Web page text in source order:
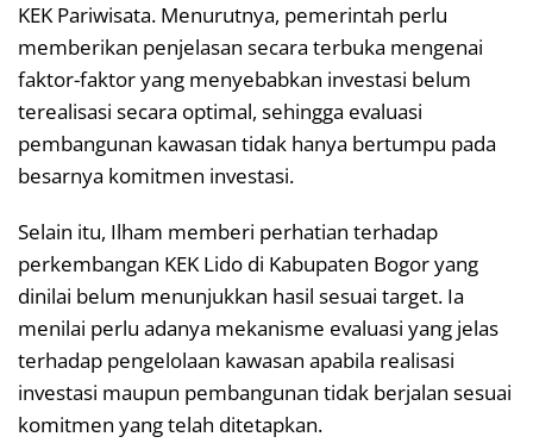
KEK Pariwisata. Menurutnya, pemerintah perlu
memberikan penjelasan secara terbuka mengenai
faktor-faktor yang menyebabkan investasi belum
terealisasi secara optimal, sehingga evaluasi
pembangunan kawasan tidak hanya bertumpu pada
besarnya komitmen investasi.
Selain itu, Ilham memberi perhatian terhadap
perkembangan KEK Lido di Kabupaten Bogor yang
dinilai belum menunjukkan hasil sesuai target. Ia
menilai perlu adanya mekanisme evaluasi yang jelas
terhadap pengelolaan kawasan apabila realisasi
investasi maupun pembangunan tidak berjalan sesuai
komitmen yang telah ditetapkan.